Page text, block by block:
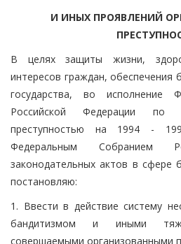
И ИНЫХ ПРОЯВЛЕНИЙ
В целях защиты жизни,
интересов граждан, обеспечения
государства, во исполнение
Российской Федерации
преступностью на 1994 -
Федеральным Собранием
законодательных актов в сфере
постановляю:
1. Ввести в действие систему
бандитизмом и иными
совершаемыми организованными